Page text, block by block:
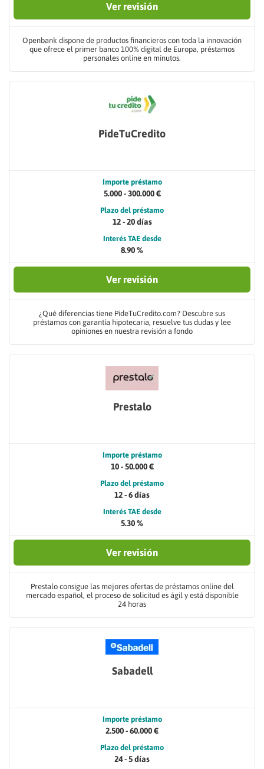
Ver revisión
Openbank dispone de productos financieros con toda la innovación
que ofrece el primer banco 100% digital de Europa, préstamos
personales online en minutos.
PideTuCredito
Importe préstamo
5.000 - 300.000 €
Plazo del préstamo
12 - 20 días
Interés TAE desde
8.90 %
Ver revisión
¿Qué diferencias tiene PideTuCredito.com? Descubre sus
préstamos con garantía hipotecaria, resuelve tus dudas y lee
opiniones en nuestra revisión a fondo
Prestalo
Importe préstamo
10 - 50.000 €
Plazo del préstamo
12 - 6 días
Interés TAE desde
5.30 %
Ver revisión
Prestalo consigue las mejores ofertas de préstamos online del
mercado español, el proceso de solicitud es ágil y está disponible
24 horas
Sabadell
Importe préstamo
2.500 - 60.000 €
Plazo del préstamo
24 - 5 días